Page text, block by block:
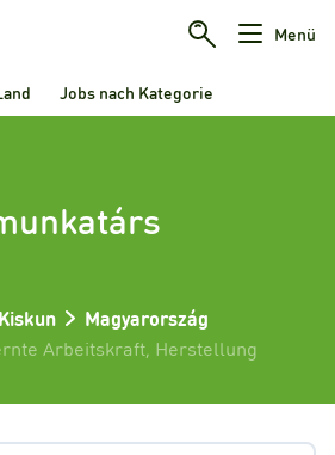
Menü
Jobs nach Kategorie
Magyarország
Arbeitskraft Herstellung